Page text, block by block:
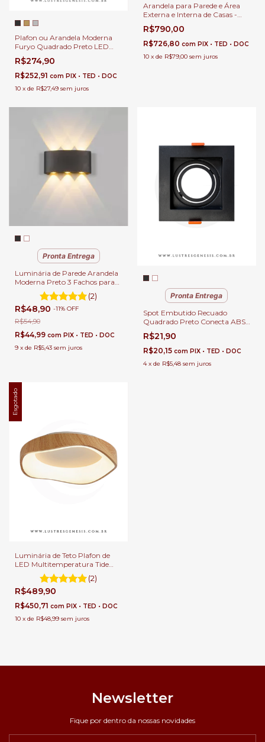
Plafon ou Arandela Moderna
Furyo Quadrado Preto LED
Integrado para Quartos, Sala
de Estar, Hall de Entrada e
Escritório
R$274,90
R$252,91 com PIX • TED • DOC
10 x de R$27,49 sem juros
Arandela para Parede e Área
Externa e Interna de Casas -
Fachos Variados
R$790,00
R$726,80 com PIX • TED • DOC
10 x de R$79,00 sem juros
Pronta Entrega
Luminária de Parede Arandela
Moderna Preto 3 Fachos para
Área Externa de Casas
(2)
R$48,90 -11% OFF
R$54,90
R$44,99 com PIX • TED • DOC
9 x de R$5,43 sem juros
Pronta Entrega
Spot Embutido Recuado
Quadrado Preto Conecta ABS
Bella para Forro de Gesso
Lâmpada Mr16 Soquete Gu10
Quente, Fria ou Neutra
R$21,90
R$20,15 com PIX • TED • DOC
4 x de R$5,48 sem juros
Esgotado
Luminária de Teto Plafon de
LED Multitemperatura Tide
Para Salas, Quartos e Escritório
(2)
R$489,90
R$450,71 com PIX • TED • DOC
10 x de R$48,99 sem juros
Newsletter
Fique por dentro da nossas novidades